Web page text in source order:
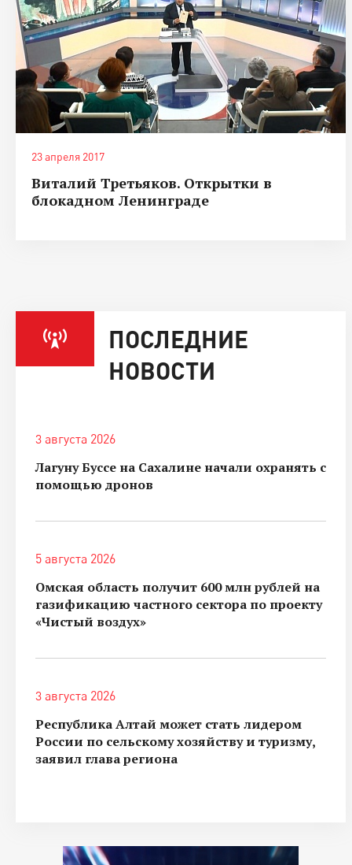
23 апреля 2017
Виталий Третьяков. Открытки в
блокадном Ленинграде
ПОСЛЕДНИЕ
НОВОСТИ
3 августа 2026
Лагуну Буссе на Сахалине начали охранять с
помощью дронов
5 августа 2026
Омская область получит 600 млн рублей на
газификацию частного сектора по проекту
«Чистый воздух»
3 августа 2026
Республика Алтай может стать лидером
России по сельскому хозяйству и туризму,
заявил глава региона